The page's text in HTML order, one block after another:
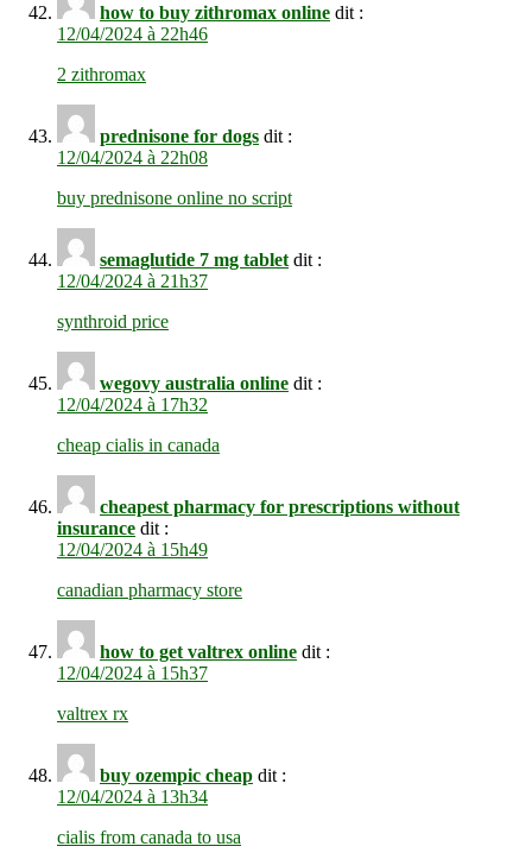
how to buy zithromax online dit :
12/04/2024 à 22h46
2 zithromax
prednisone for dogs dit :
12/04/2024 à 22h08
buy prednisone online no script
semaglutide 7 mg tablet dit :
12/04/2024 à 21h37
synthroid price
wegovy australia online dit :
12/04/2024 à 17h32
cheap cialis in canada
cheapest pharmacy for prescriptions without
insurance dit :
12/04/2024 à 15h49
canadian pharmacy store
how to get valtrex online dit :
12/04/2024 à 15h37
valtrex rx
buy ozempic cheap dit :
12/04/2024 à 13h34
cialis from canada to usa